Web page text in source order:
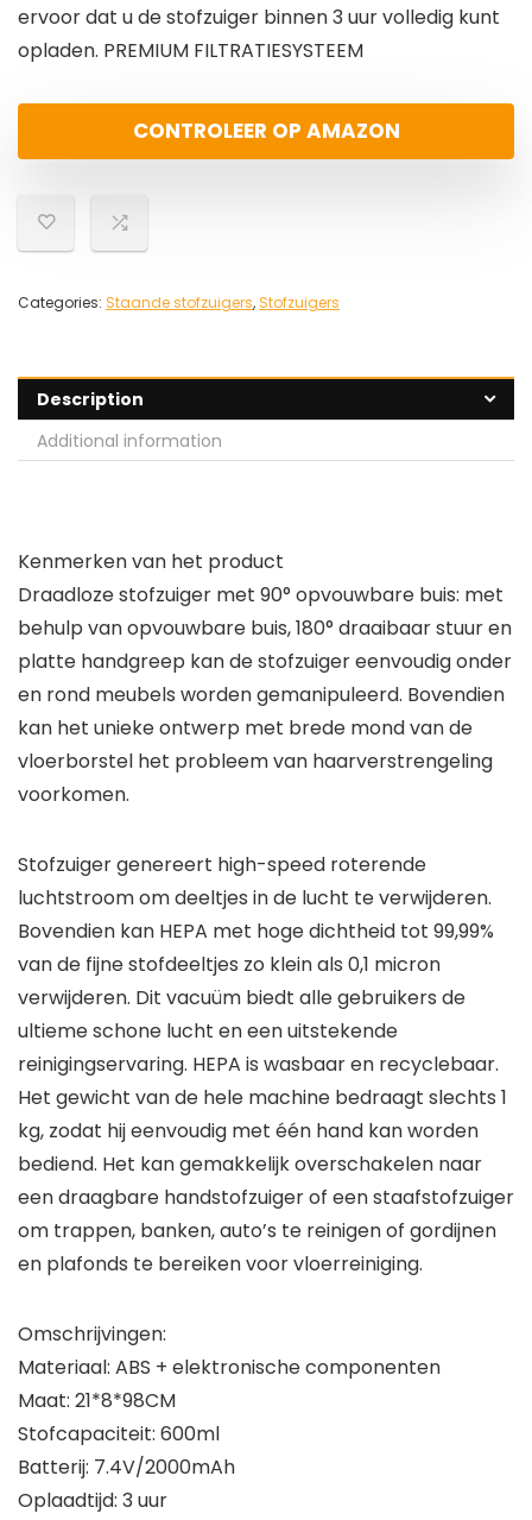
ervoor dat u de stofzuiger binnen 3 uur volledig kunt
opladen. PREMIUM FILTRATIESYSTEEM
CONTROLEER OP AMAZON
Categories: Staande stofzuigers, Stofzuigers
Description
Additional information
Kenmerken van het product
Draadloze stofzuiger met 90° opvouwbare buis: met
behulp van opvouwbare buis, 180° draaibaar stuur en
platte handgreep kan de stofzuiger eenvoudig onder
en rond meubels worden gemanipuleerd. Bovendien
kan het unieke ontwerp met brede mond van de
vloerborstel het probleem van haarverstrengeling
voorkomen.
Stofzuiger genereert high-speed roterende
luchtstroom om deeltjes in de lucht te verwijderen.
Bovendien kan HEPA met hoge dichtheid tot 99,99%
van de fijne stofdeeltjes zo klein als 0,1 micron
verwijderen. Dit vacuüm biedt alle gebruikers de
ultieme schone lucht en een uitstekende
reinigingservaring. HEPA is wasbaar en recyclebaar.
Het gewicht van de hele machine bedraagt slechts 1
kg, zodat hij eenvoudig met één hand kan worden
bediend. Het kan gemakkelijk overschakelen naar
een draagbare handstofzuiger of een staafstofzuiger
om trappen, banken, auto’s te reinigen of gordijnen
en plafonds te bereiken voor vloerreiniging.
Omschrijvingen:
Materiaal: ABS + elektronische componenten
Maat: 21*8*98CM
Stofcapaciteit: 600ml
Batterij: 7.4V/2000mAh
Oplaadtijd: 3 uur